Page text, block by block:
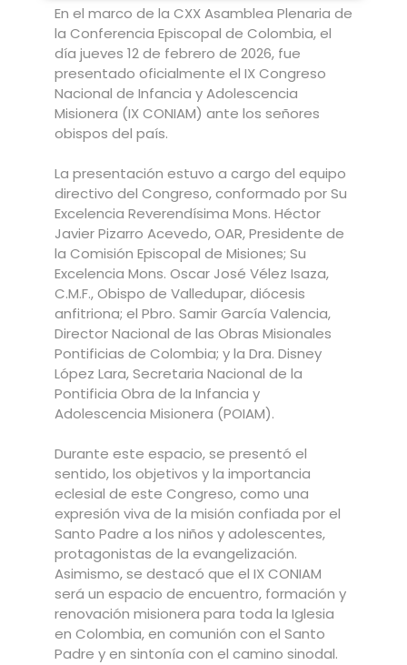
En el marco de la CXX Asamblea Plenaria de
la Conferencia Episcopal de Colombia, el
día jueves 12 de febrero de 2026, fue
presentado oficialmente el IX Congreso
Nacional de Infancia y Adolescencia
Misionera (IX CONIAM) ante los señores
obispos del país.
La presentación estuvo a cargo del equipo
directivo del Congreso, conformado por Su
Excelencia Reverendísima Mons. Héctor
Javier Pizarro Acevedo, OAR, Presidente de
la Comisión Episcopal de Misiones; Su
Excelencia Mons. Oscar José Vélez Isaza,
C.M.F., Obispo de Valledupar, diócesis
anfitriona; el Pbro. Samir García Valencia,
Director Nacional de las Obras Misionales
Pontificias de Colombia; y la Dra. Disney
López Lara, Secretaria Nacional de la
Pontificia Obra de la Infancia y
Adolescencia Misionera (POIAM).
Durante este espacio, se presentó el
sentido, los objetivos y la importancia
eclesial de este Congreso, como una
expresión viva de la misión confiada por el
Santo Padre a los niños y adolescentes,
protagonistas de la evangelización.
Asimismo, se destacó que el IX CONIAM
será un espacio de encuentro, formación y
renovación misionera para toda la Iglesia
en Colombia, en comunión con el Santo
Padre y en sintonía con el camino sinodal.